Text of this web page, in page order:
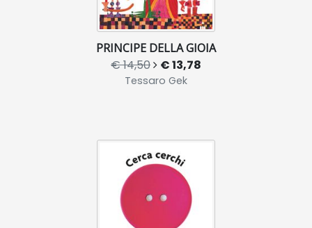
PRINCIPE DELLA GIOIA
€ 14,50 € 13,78
Tessaro Gek